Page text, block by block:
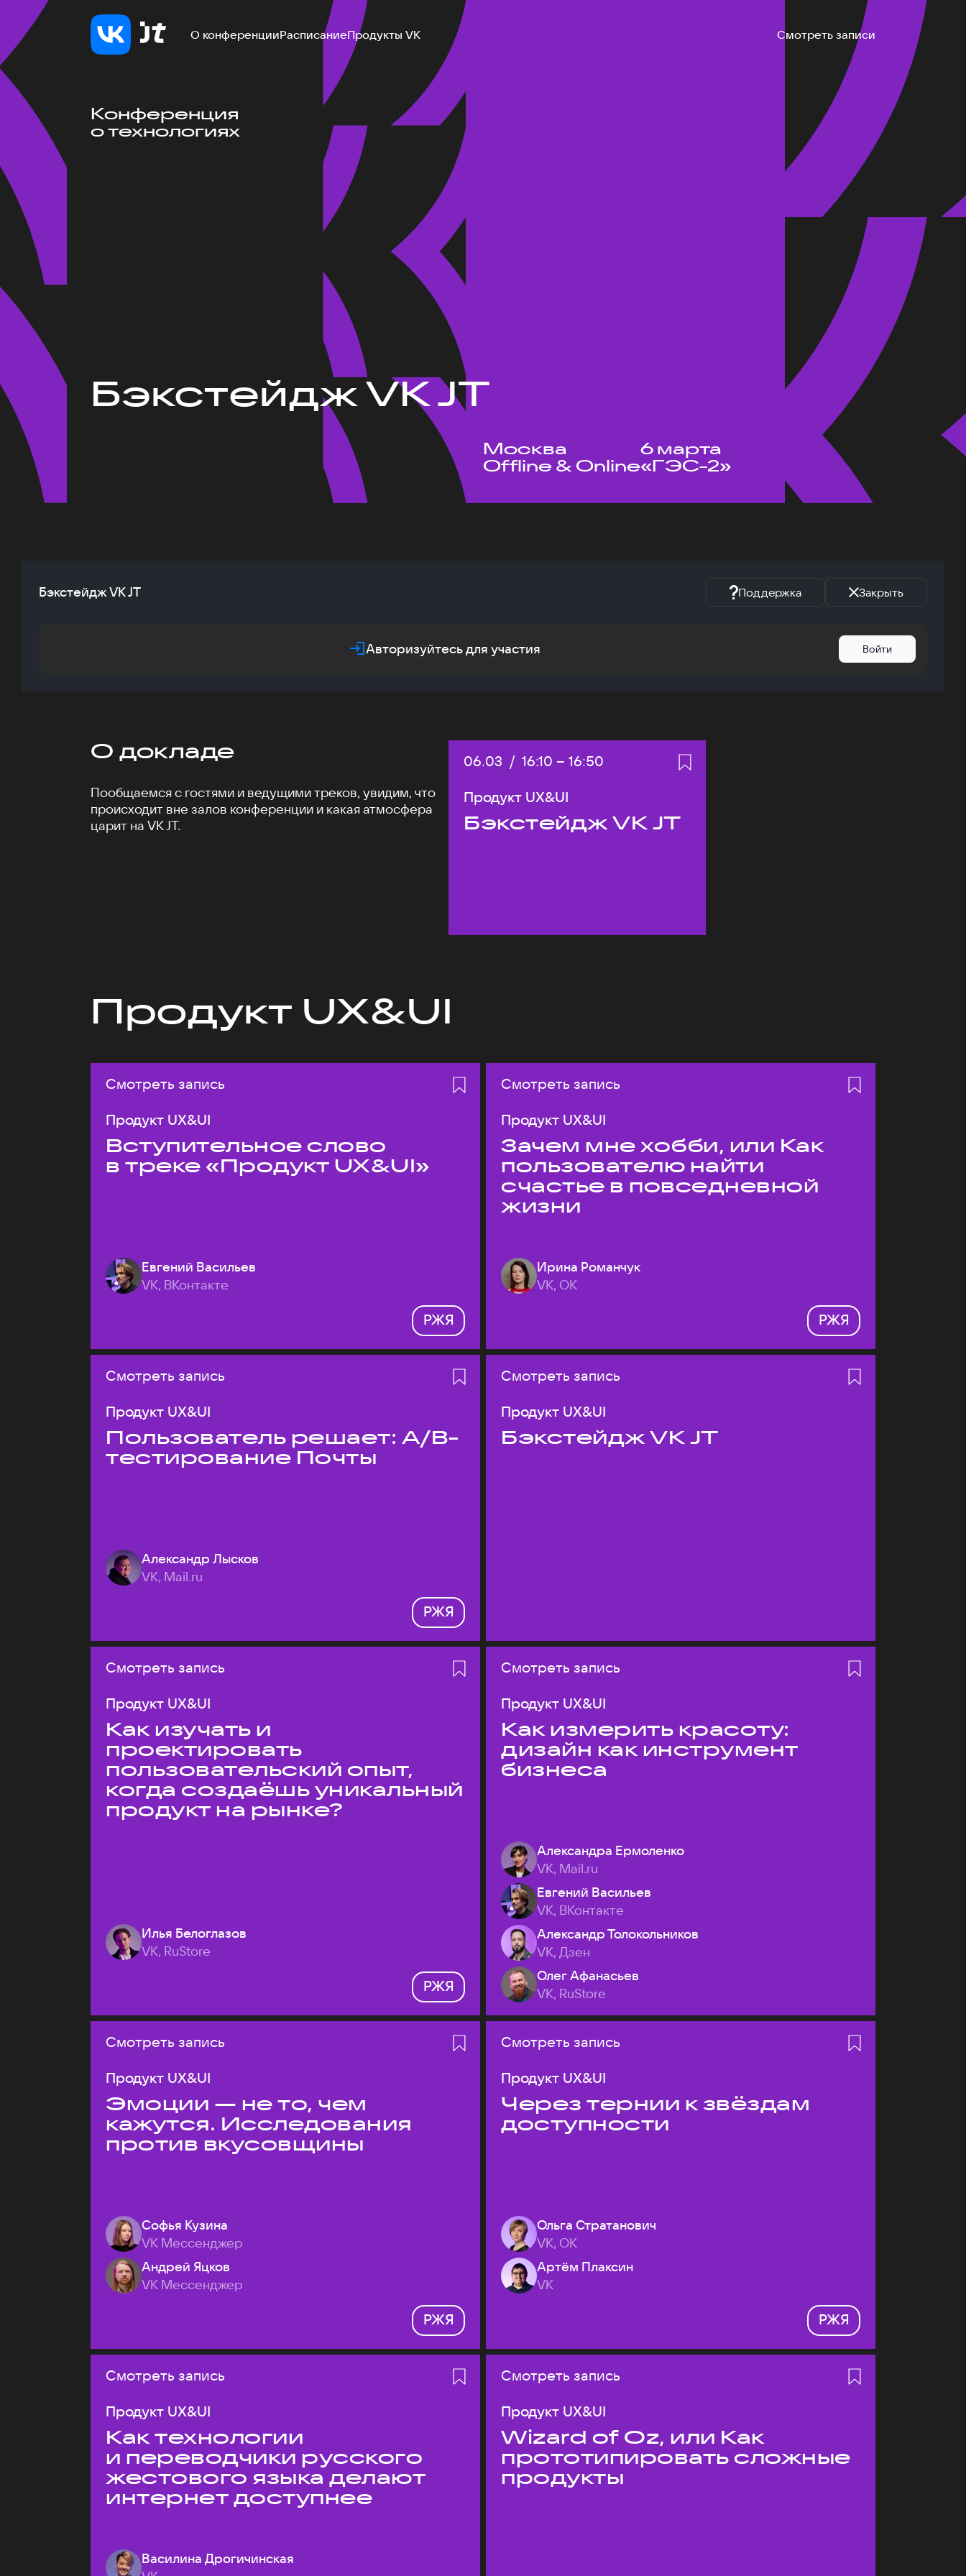
О конференцииРасписаниеПродукты VK Смотреть записи
Конференция
о технологиях
Бэкстейдж VK JT
Москва
Offline & Online
6 марта
«ГЭС-2»
Бэкстейдж VK JT Поддержка Закрыть
Авторизуйтесь для участия Войти
О докладе
Пообщаемся с гостями и ведущими треков, увидим, что
происходит вне залов конференции и какая атмосфера
царит на VK JT.
Дата:
06.03 / Начало:
16:10 – Конец:
16:50
Продукт UX&UI
Бэкстейдж VK JT
Продукт UX&UI
Смотреть запись
Продукт UX&UI
Вступительное слово
в треке «Продукт UX&UI»
Евгений Васильев
VK, ВКонтакте
РЖЯ
Смотреть запись
Продукт UX&UI
Зачем мне хобби, или Как
пользователю найти
счастье в повседневной
жизни
Ирина Романчук
VK, ОК
РЖЯ
Смотреть запись
Продукт UX&UI
Пользователь решает: A/B-
тестирование Почты
Александр Лысков
VK, Mail.ru
РЖЯ
Смотреть запись
Продукт UX&UI
Бэкстейдж VK JT
Смотреть запись
Продукт UX&UI
Как изучать и
проектировать
пользовательский опыт,
когда создаёшь уникальный
продукт на рынке?
Илья Белоглазов
VK, RuStore
РЖЯ
Смотреть запись
Продукт UX&UI
Как измерить красоту:
дизайн как инструмент
бизнеса
Александра Ермоленко
VK, Mail.ru
Евгений Васильев
VK, ВКонтакте
Александр Толокольников
VK, Дзен
Олег Афанасьев
VK, RuStore
Смотреть запись
Продукт UX&UI
Эмоции — не то, чем
кажутся. Исследования
против вкусовщины
Софья Кузина
VK Мессенджер
Андрей Яцков
VK Мессенджер
РЖЯ
Смотреть запись
Продукт UX&UI
Через тернии к звёздам
доступности
Ольга Стратанович
VK, ОК
Артём Плаксин
VK
РЖЯ
Смотреть запись
Продукт UX&UI
Как технологии
и переводчики русского
жестового языка делают
интернет доступнее
Василина Дрогичинская
Смотреть запись
Продукт UX&UI
Wizard of Oz, или Как
прототипировать сложные
продукты